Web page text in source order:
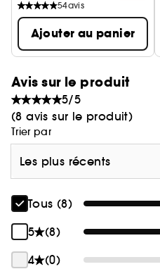
54avis
Ajouter au panier
Avis sur le produit
5/5
(8 avis sur le produit)
Trier par
Les plus récents
Tous (8)
5
(8)
4
(0)